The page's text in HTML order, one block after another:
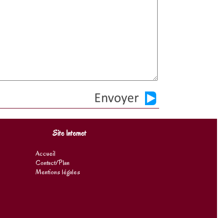
Site Internet
Accueil
Contact/Plan
Mentions légales